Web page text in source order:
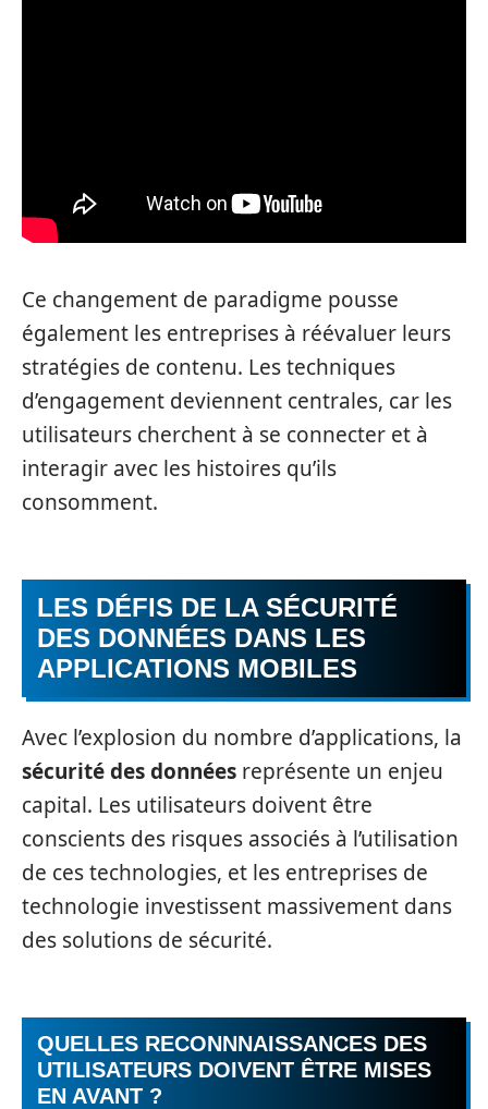
Ce changement de paradigme pousse
également les entreprises à réévaluer leurs
stratégies de contenu. Les techniques
d’engagement deviennent centrales, car les
utilisateurs cherchent à se connecter et à
interagir avec les histoires qu’ils
consomment.
LES DÉFIS DE LA SÉCURITÉ
DES DONNÉES DANS LES
APPLICATIONS MOBILES
Avec l’explosion du nombre d’applications, la
sécurité des données représente un enjeu
capital. Les utilisateurs doivent être
conscients des risques associés à l’utilisation
de ces technologies, et les entreprises de
technologie investissent massivement dans
des solutions de sécurité.
QUELLES RECONNNAISSANCES DES
UTILISATEURS DOIVENT ÊTRE MISES
EN AVANT ?